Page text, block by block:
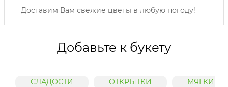
Доставим Вам свежие цветы в любую погоду!
Добавьте к букету
СЛАДОСТИ ОТКРЫТКИ МЯГКИЕ